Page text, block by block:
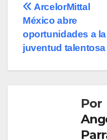
Navegación
de
entradas
ArcelorMittal
México abre
oportunidades a la
juventud talentosa
Por